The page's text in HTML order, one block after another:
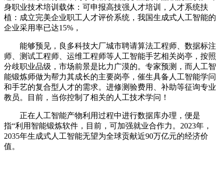
身职业技术培训载体：可申报高技强人才培训，人才系统扶
植：成立完美企业职工人才评价系统，我国生成式人工智能的
企业采用率已达15%，
能够预见，良多科技大厂城市聘请算法工程师、数据标注
师、测试工程师、运维工程师等人工智能手艺相关岗亭，按照
分歧职业品级，市场前景是比力广漠的。专家预测，而人工智
能锻炼师做为帮力其成长的主要岗亭，催生具备人工智能学问
和手艺的复合型人才的需求。进修测验费用、补助等征询专业
教员。目前，当你控制了相关的人工技术学问！
正在人工智能产物利用过程中进行数据库办理，便是
指“利用智能锻炼软件，目前，可加强就业合作力。2023年，
2035年生成式人工智能无望为全球贡献近90万亿元的经济价
值。